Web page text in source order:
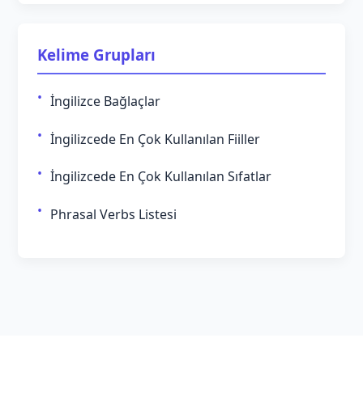
Kelime Grupları
İngilizce Bağlaçlar
İngilizcede En Çok Kullanılan Fiiller
İngilizcede En Çok Kullanılan Sıfatlar
Phrasal Verbs Listesi